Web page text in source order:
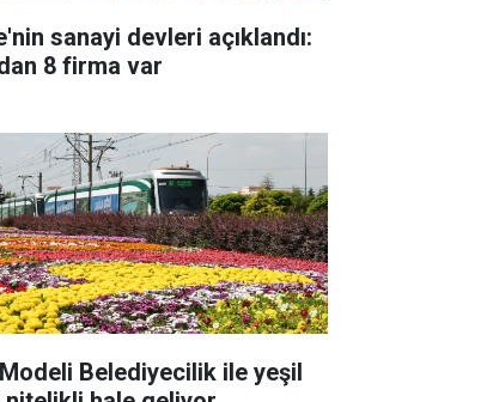
sanayi devleri açıklandı:
8 firma var
Belediyecilik ile yeşil